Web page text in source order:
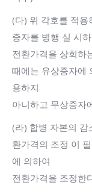
(다) 위 각호를 적
증자를 병행 실 시
전환가격을 상회하
때에는 유상증자에
용하지
아니하고 무상증자
(라) 합병 자본의 감
환가격의 조정 이
에 의하여
전환가격을 조정한